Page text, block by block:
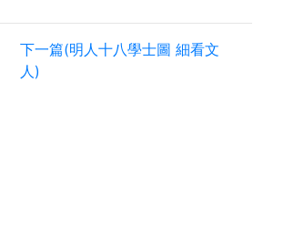
下一篇(明人十八學士圖 細看文
人)